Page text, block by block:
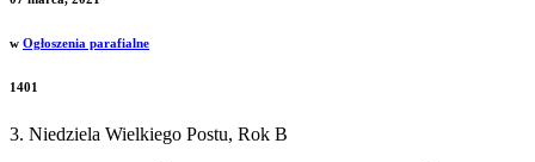
w Ogłoszenia parafialne
1401
3. Niedziela Wielkiego Postu, Rok B